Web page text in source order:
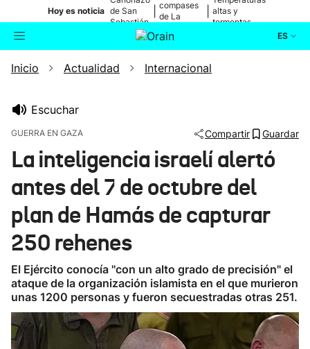
Hoy es noticia de San
Sebastián
compases
de La
altas y
tormentas
ES
Buscador Actualidad
Ikusmiran
Eguraldia
Inicio Actualidad Internacional
Escuchar
GUERRA EN GAZA Compartir Guardar
La inteligencia israelí alertó
antes del 7 de octubre del
plan de Hamás de capturar
250 rehenes
El Ejército conocía "con un alto grado de precisión" el
ataque de la organización islamista en el que murieron
unas 1200 personas y fueron secuestradas otras 251.